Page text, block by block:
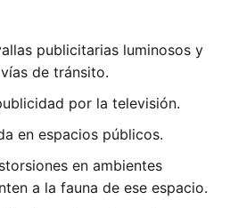
publicitarias luminosos y
de tránsito.
por la televisión.
en espacios públicos.
en ambientes
a la fauna de ese espacio.